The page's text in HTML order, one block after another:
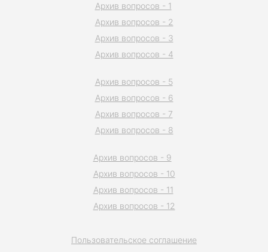
Пользовательское соглашение
Архив вопросов - 1
Архив вопросов - 2
Архив вопросов - 3
Архив вопросов - 4
Архив вопросов - 5
Архив вопросов - 6
Архив вопросов - 7
Архив вопросов - 8
Архив вопросов - 9
Архив вопросов - 10
Архив вопросов - 11
Архив вопросов - 12